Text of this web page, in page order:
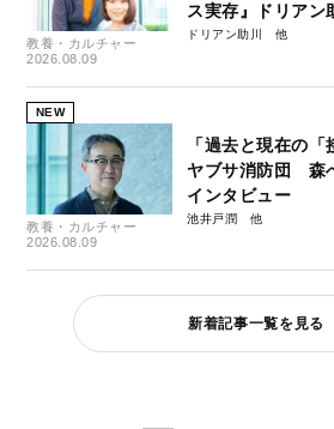
教養・カルチャー
2026.08.09
ス実存』ドリアン
ドリアン助川
NEW
教養・カルチャー
2026.08.09
「過去と現在の
ヤブサ消防団 森
インタビュー
池井戸潤
新着記事一覧を見る